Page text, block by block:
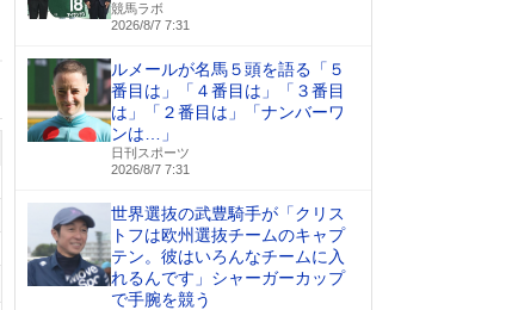
競馬ラボ
2026/8/7 7:31
ルメールが名馬５頭を語る「５
番目は」「４番目は」「３番目
は」「２番目は」「ナンバーワ
ンは…」
日刊スポーツ
2026/8/7 7:31
世界選抜の武豊騎手が「クリス
トフは欧州選抜チームのキャプ
テン。彼はいろんなチームに入
れるんです」シャーガーカップ
で手腕を競う